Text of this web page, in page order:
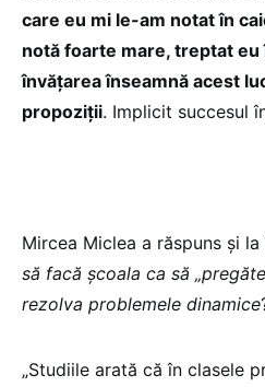
care eu mi le-am notat în
notă foarte mare, treptat
învățarea înseamnă acest
propoziții. Implicit succesul
Mircea Miclea a răspuns și
să facă școala ca să
rezolva problemele dinamice
„Studiile arată că în clasele